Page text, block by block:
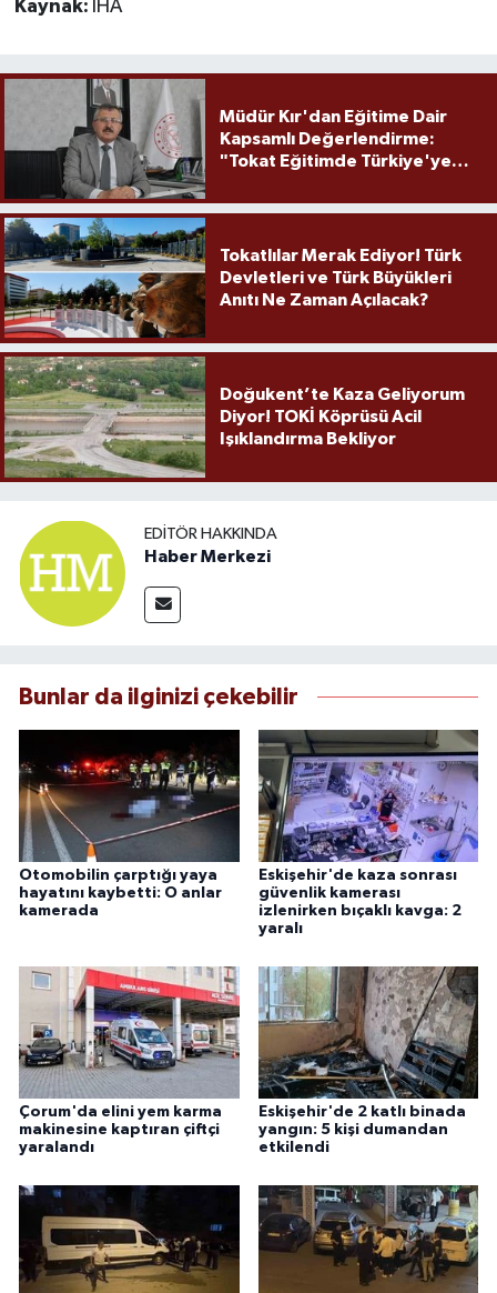
Kaynak: İHA
Müdür Kır'dan Eğitime Dair
Kapsamlı Değerlendirme:
"Tokat Eğitimde Türkiye'ye
Tokatlılar Merak Ediyor! Türk
Devletleri ve Türk Büyükleri
Anıtı Ne Zaman Açılacak?
Doğukent’te Kaza Geliyorum
Diyor! TOKİ Köprüsü Acil
Işıklandırma Bekliyor
EDITÖR HAKKINDA
Haber Merkezi
Bunlar da ilginizi çekebilir
Otomobilin çarptığı yaya
hayatını kaybetti: O anlar
kamerada
Eskişehir'de kaza sonrası
güvenlik kamerası
izlenirken bıçaklı kavga: 2
yaralı
Çorum'da elini yem karma
makinesine kaptıran çiftçi
yaralandı
Eskişehir'de 2 katlı binada
yangın: 5 kişi dumandan
etkilendi